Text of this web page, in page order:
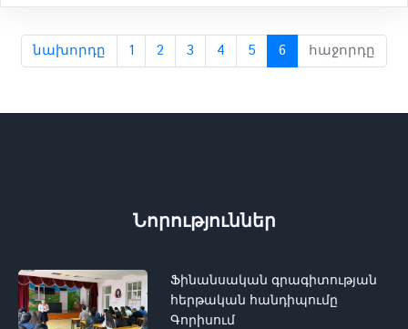
նախորդը 1 2 3 4 5 6 հաջորդը
Նորություններ
Ֆինանսական գրագիտության
հերթական հանդիպումը
Գորիսում